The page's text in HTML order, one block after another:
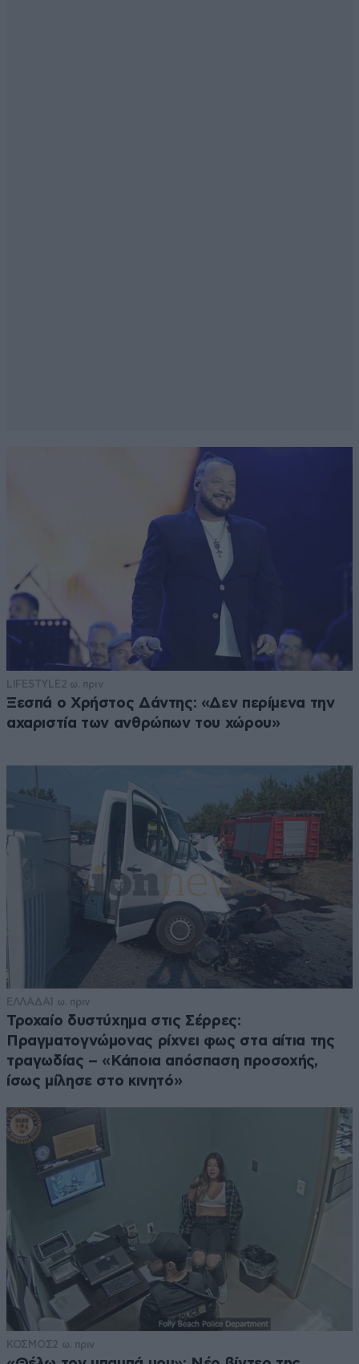
LIFESTYLE 2 ω. πριν
Ξεσπά ο Χρήστος Δάντης: «Δεν περίμενα την
αχαριστία των ανθρώπων του χώρου»
ΕΛΛΑΔΑ1 ω. πριν
Τροχαίο δυστύχημα στις Σέρρες:
Πραγματογνώμονας ρίχνει φως στα αίτια της
τραγωδίας – «Κάποια απόσπαση προσοχής,
ίσως μίλησε στο κινητό»
ΚΟΣΜΟΣ2 ω. πριν